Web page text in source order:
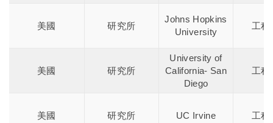
美國 研究所
Johns Hopkins
University
工程
美國 研究所
University of
California- San
Diego
工程
美國 研究所 UC Irvine 工程